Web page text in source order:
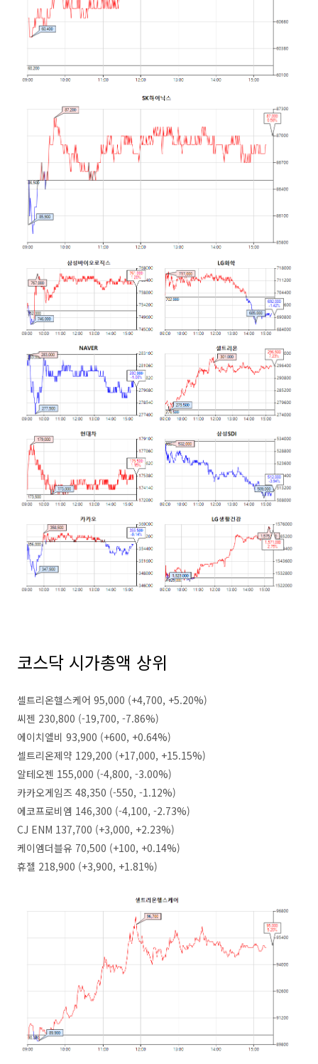
코스닥 시가총액 상위
셀트리온헬스케어 95,000 (+4,700, +5.20%)
씨젠 230,800 (-19,700, -7.86%)
에이치엘비 93,900 (+600, +0.64%)
셀트리온제약 129,200 (+17,000, +15.15%)
알테오젠 155,000 (-4,800, -3.00%)
카카오게임즈 48,350 (-550, -1.12%)
에코프로비엠 146,300 (-4,100, -2.73%)
CJ ENM 137,700 (+3,000, +2.23%)
케이엠더블유 70,500 (+100, +0.14%)
휴젤 218,900 (+3,900, +1.81%)